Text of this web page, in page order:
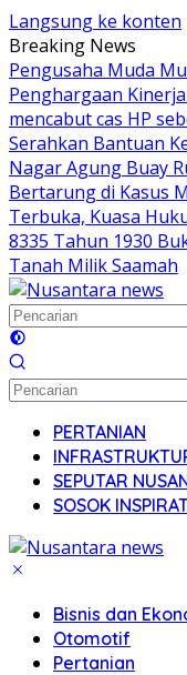
Langsung ke konten
Breaking News
Pengusaha Muda
Penghargaan
mencabut cas HP
Serahkan Bantuan
Nagar Agung Buay
Bertarung di Kasus
Terbuka, Kuasa
8335 Tahun 1930
Tanah Milik Saamah
PERTANIAN
SEPUTAR
SOSOK
Bisnis dan
Otomotif
Pertanian